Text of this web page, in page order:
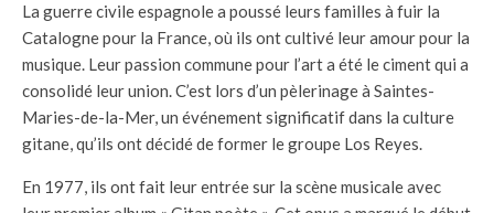
La guerre civile espagnole a poussé leurs familles à fuir la
Catalogne pour la France, où ils ont cultivé leur amour pour la
musique. Leur passion commune pour l’art a été le ciment qui a
consolidé leur union. C’est lors d’un pèlerinage à Saintes-
Maries-de-la-Mer, un événement significatif dans la culture
gitane, qu’ils ont décidé de former le groupe Los Reyes.
En 1977, ils ont fait leur entrée sur la scène musicale avec